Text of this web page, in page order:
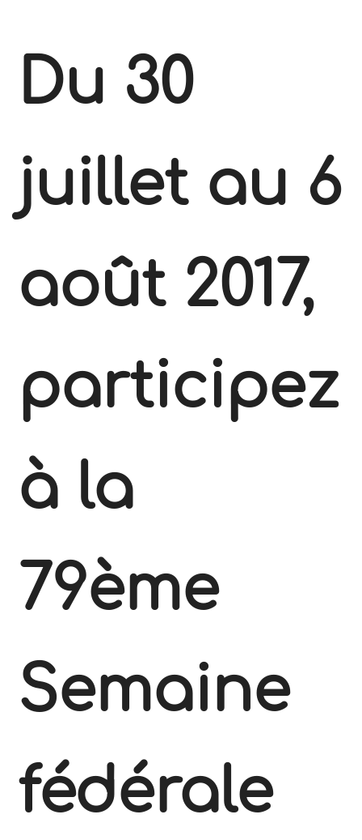
Du 30
juillet au 6
août 2017,
participez
à la
79ème
Semaine
fédérale